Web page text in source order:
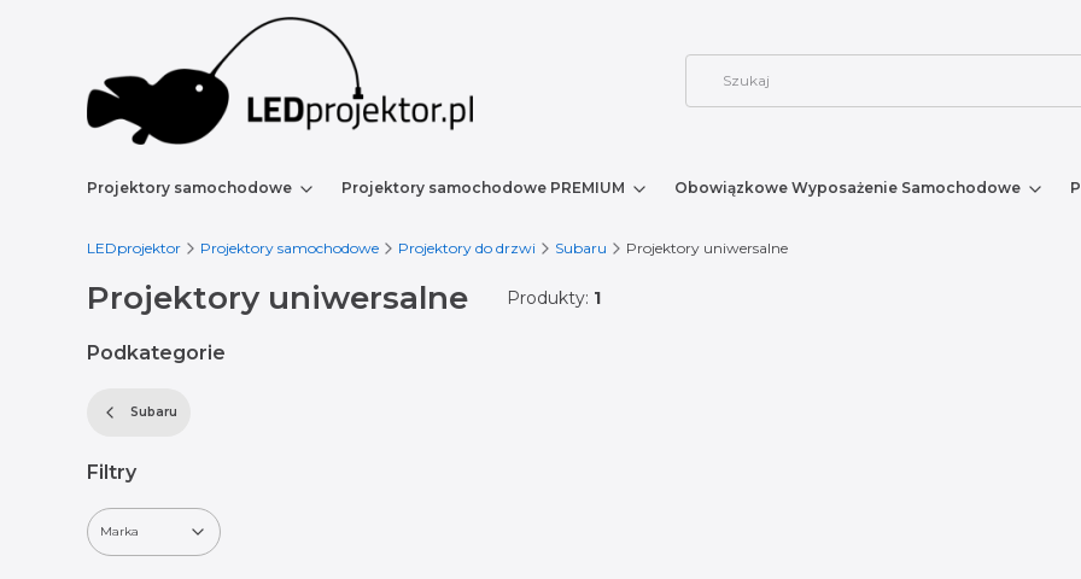
Projektory samochodowe Projektory samochodowe PREMIUM Obowiązkowe Wyposażenie Samochodowe
LEDprojektor Projektory samochodowe Projektory do drzwi Subaru Projektory uniwersalne
Projektory uniwersalne Produkty: 1
Podkategorie
Subaru
Filtry
Marka